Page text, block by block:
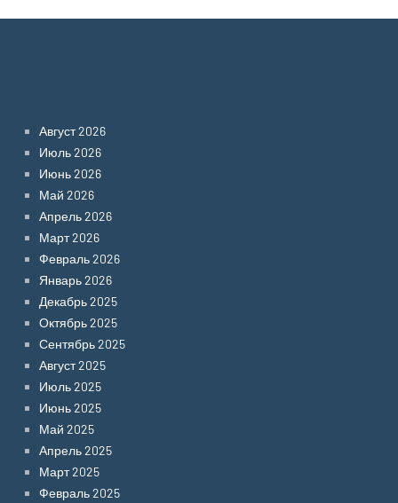
Август 2026
Июль 2026
Июнь 2026
Май 2026
Апрель 2026
Март 2026
Февраль 2026
Январь 2026
Декабрь 2025
Октябрь 2025
Сентябрь 2025
Август 2025
Июль 2025
Июнь 2025
Май 2025
Апрель 2025
Март 2025
Февраль 2025